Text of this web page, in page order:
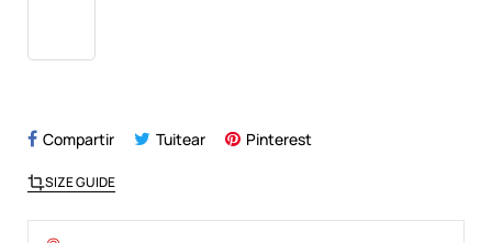
Compartir Tuitear Pinterest
SIZE GUIDE